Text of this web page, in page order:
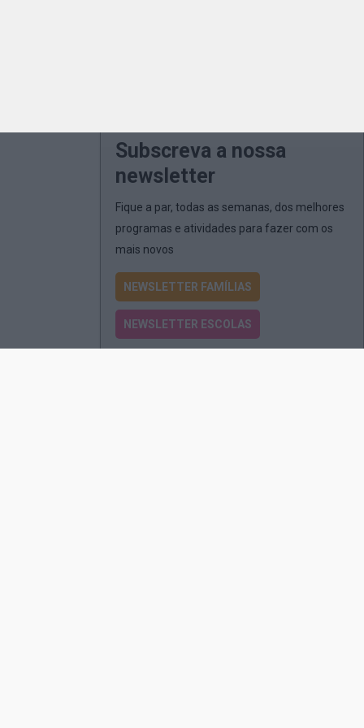
Subscreva a nossa
newsletter
Fique a par, todas as semanas, dos melhores
programas e atividades para fazer com os
mais novos
NEWSLETTER FAMÍLIAS
NEWSLETTER ESCOLAS